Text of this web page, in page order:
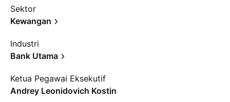
Sektor
Kewangan
Industri
Bank Utama
Ketua Pegawai Eksekutif
Andrey Leonidovich Kostin